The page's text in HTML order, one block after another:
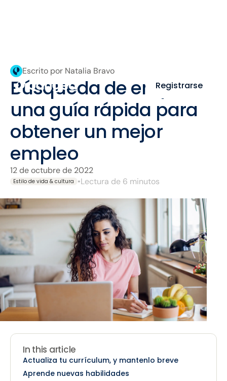
Registrarse
Escrito por Natalia Bravo
Búsqueda de empleo:
una guía rápida para
obtener un mejor
empleo
12 de octubre de 2022
Estilo de vida & cultura •Lectura de 6 minutos
In this article
Actualiza tu currículum, y mantenlo breve
Aprende nuevas habilidades